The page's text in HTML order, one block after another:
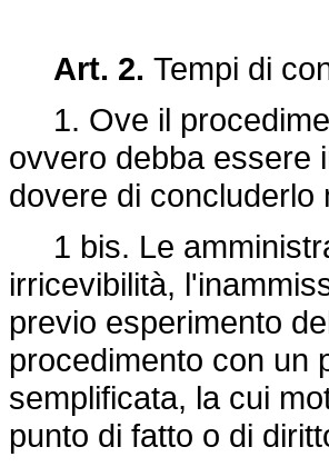
Art. 2. Tempi di
1. Ove il
ovvero debba essere
dovere di
1 bis. Le
irricevibilità,
previo esperimento
procedimento con un
semplificata, la cui
punto di fatto o di